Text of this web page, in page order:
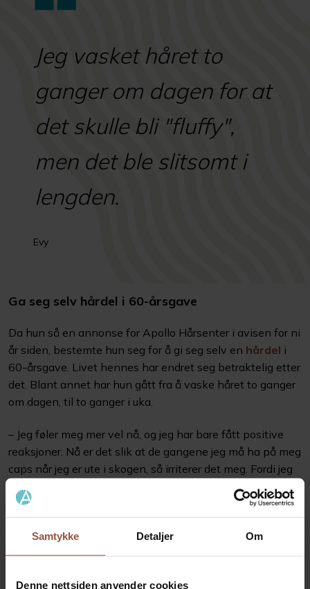
Samtykke Detaljer Om
Denne nettsiden anvender cookies
Evy
Jeg vasket håret to
ganger om dagen for at
det skulle bli "fluffy",
men det ble slitsomt i
lengden.
Ga seg selv hårdel i 60-årsgave
Da hun så en annonse for Apollo Hårsenter i avisen for ni
år siden, bestemte hun seg for å gi seg selv en hårdel i
60-årsgave. Livet hennes har endret seg betraktelig etter
det. Blant annet har hun gått fra å vaske håret to ganger
om dagen, til to ganger i uka.
– Jeg føler meg mer vel nå, og jeg har bare fått positive
reaksjoner. Nå er det slik at de gangene jeg må ha på meg
caps når jeg er ute i skogen, så irriterer det meg. Fordi jeg
synes jeg er så fin på håret og ikke vil ødelegge frisyren
min.
Evy avslutter med å si at hun synes det er viktig at folk
medhårproblemerfår vite at det finnes gode løsninger